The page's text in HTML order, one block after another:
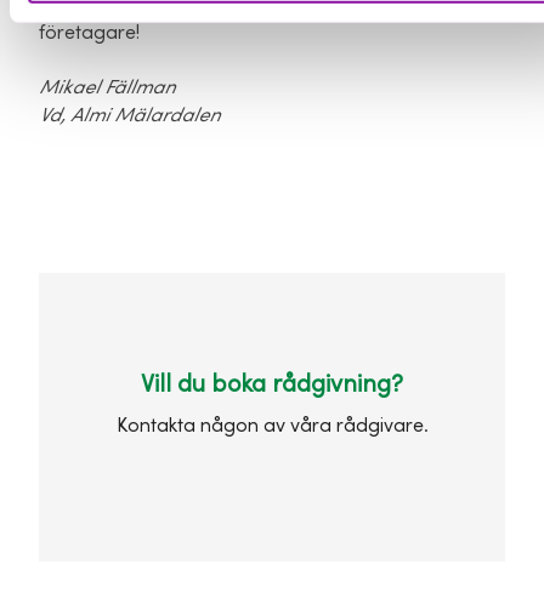
Ta gärna en kontakt med oss, vi finns här för dig som
företagare!
Mikael Fällman
Vd, Almi Mälardalen
Vill du boka rådgivning?
Kontakta någon av våra rådgivare.